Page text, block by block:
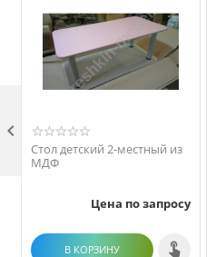
Стол детский 2-местный из
МДФ
Цена по запросу
В КОРЗИНУ
